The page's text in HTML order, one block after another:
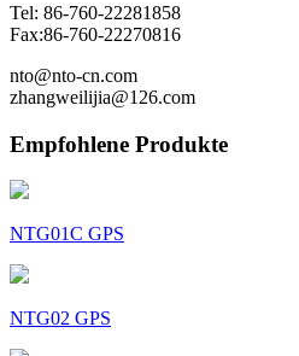
Tel: 86-760-22281858
Fax:86-760-22270816
nto@nto-cn.com
zhangweilijia@126.com
Empfohlene Produkte
NTG01C GPS
NTG02 GPS